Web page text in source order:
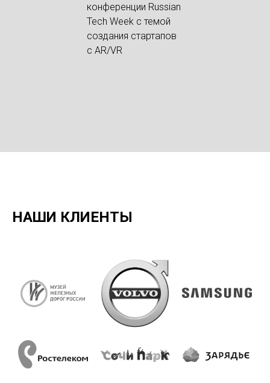
конференции Russian
Tech Week c темой
создания стартапов
с AR/VR
НАШИ КЛИЕНТЫ